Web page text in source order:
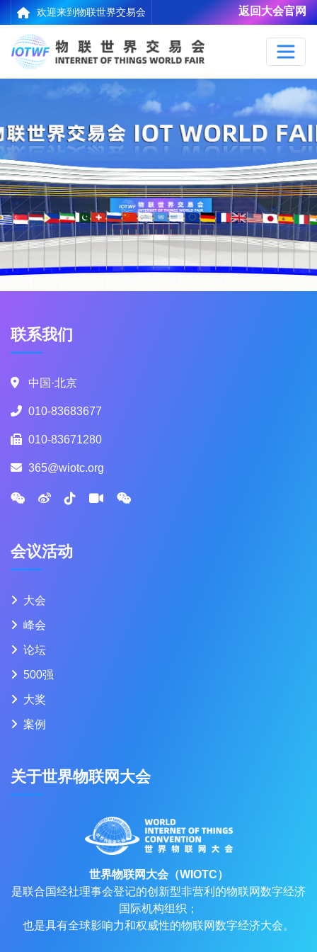
欢迎来到物联世界交易会 返回大会官网
联系我们
中国·北京
010-83683677
010-83671280
365@wiotc.org
会议活动
大会
峰会
论坛
500强
大奖
案例
关于世界物联网大会
世界物联网大会（WIOTC）
是联合国经社理事会登记的创新型非营利的物联网数字经济
国际机构组织；
也是具有全球影响力和权威性的物联网数字经济大会。